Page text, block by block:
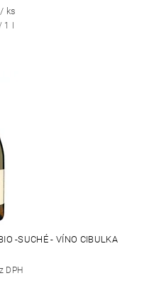
/ ks
l
-SUCHÉ - VÍNO CIBULKA
DPH